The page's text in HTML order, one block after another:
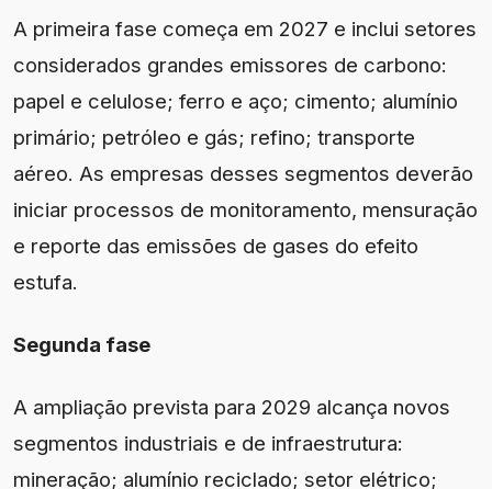
A primeira fase começa em 2027 e inclui setores
considerados grandes emissores de carbono:
papel e celulose; ferro e aço; cimento; alumínio
primário; petróleo e gás; refino; transporte
aéreo. As empresas desses segmentos deverão
iniciar processos de monitoramento, mensuração
e reporte das emissões de gases do efeito
estufa.
Segunda fase
A ampliação prevista para 2029 alcança novos
segmentos industriais e de infraestrutura:
mineração; alumínio reciclado; setor elétrico;